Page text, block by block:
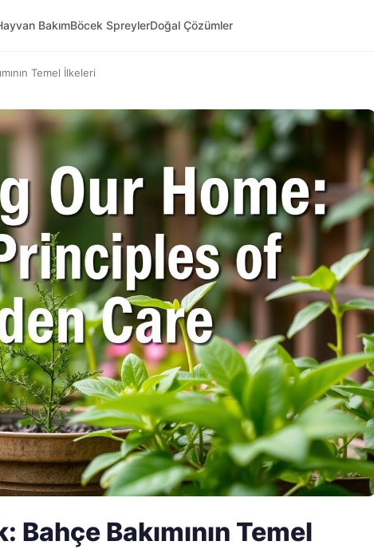
BakımBöcek SpreylerDoğal Çözümler
Temel İlkeleri
Bakımının Temel